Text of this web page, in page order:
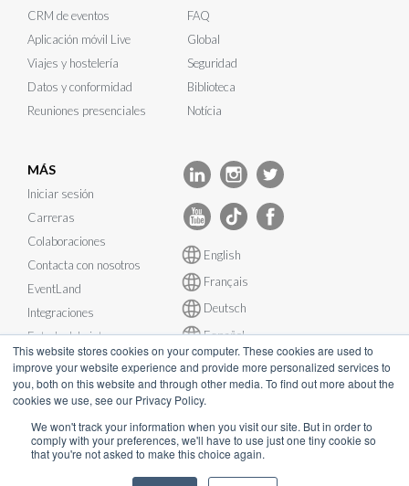
This website stores cookies on your computer. These cookies are used to
improve your website experience and provide more personalized services to
you, both on this website and through other media. To find out more about the
cookies we use, see our Privacy Policy.
We won't track your information when you visit our site. But in order to
comply with your preferences, we'll have to use just one tiny cookie so
that you're not asked to make this choice again.
CRM de eventos
Aplicación móvil Live
Viajes y hostelería
Datos y conformidad
Reuniones presenciales
FAQ
Global
Seguridad
Biblioteca
Notícia
MÁS
Iniciar sesión
Carreras
Colaboraciones
Contacta con nosotros
EventLand
Integraciones
Estado del sistema
English
Français
Deutsch
Español
© InEvent, Inc. 2026